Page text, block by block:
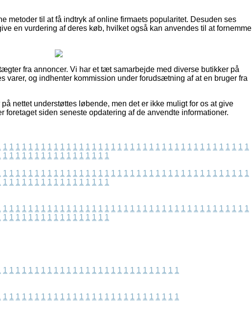
metoder til at få indtryk af online firmaets popularitet. Desuden ses
en vurdering af deres køb, hvilket også kan anvendes til at fornemme
fra annoncer. Vi har et tæt samarbejde med diverse butikker på
varer, og indhenter kommission under forudsætning af at en bruger fra
nettet understøttes løbende, men det er ikke muligt for os at give
foretaget siden seneste opdatering af de anvendte informationer.
1 1 1 1 1 1 1 1 1 1 1 1 1 1 1 1 1 1 1 1 1 1 1 1 1 1 1 1 1 1 1 1 1 1 1 1 1 1 1
1 1 1 1 1 1 1 1 1 1 1 1 1 1 1 1 1
1 1 1 1 1 1 1 1 1 1 1 1 1 1 1 1 1 1 1 1 1 1 1 1 1 1 1 1 1 1 1 1 1 1 1 1 1 1 1
1 1 1 1 1 1 1 1 1 1 1 1 1 1 1 1 1
1 1 1 1 1 1 1 1 1 1 1 1 1 1 1 1 1 1 1 1 1 1 1 1 1 1 1 1 1 1 1 1 1 1 1 1 1 1 1
1 1 1 1 1 1 1 1 1 1 1 1 1 1 1 1 1
1 1 1 1 1 1 1 1 1 1 1 1 1 1 1 1 1 1 1 1 1 1 1 1 1 1 1 1
1 1 1 1 1 1 1 1 1 1 1 1 1 1 1 1 1 1 1 1 1 1 1 1 1 1 1 1